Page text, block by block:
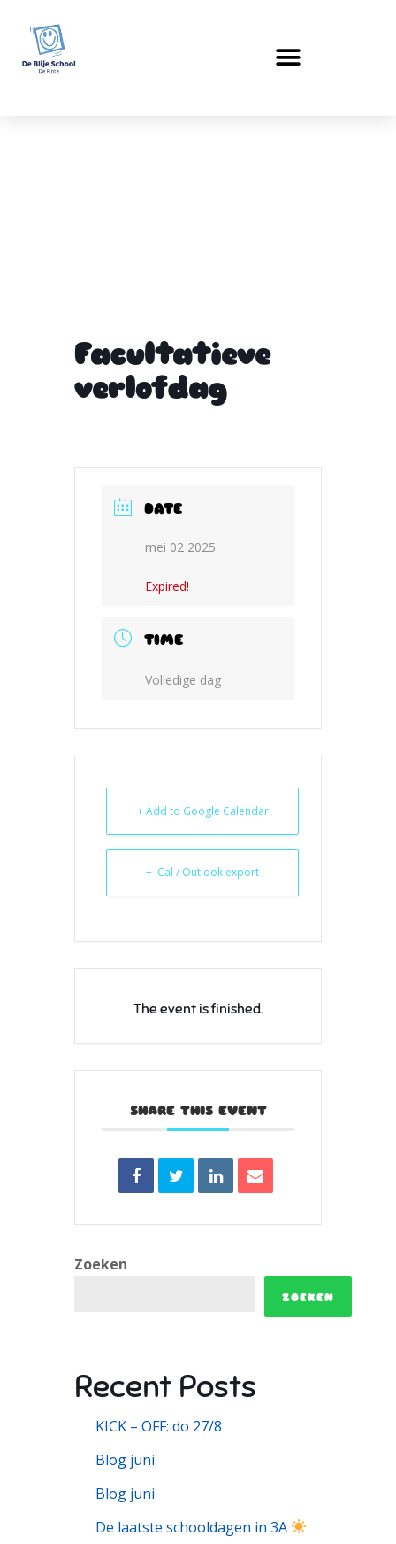
Facultatieve
verlofdag
DATE
mei 02 2025
Expired!
TIME
Volledige dag
+ Add to Google Calendar
+ iCal / Outlook export
The event is finished.
SHARE THIS EVENT
Zoeken
ZOEKEN
Recent Posts
KICK – OFF: do 27/8
Blog juni
Blog juni
De laatste schooldagen in 3A